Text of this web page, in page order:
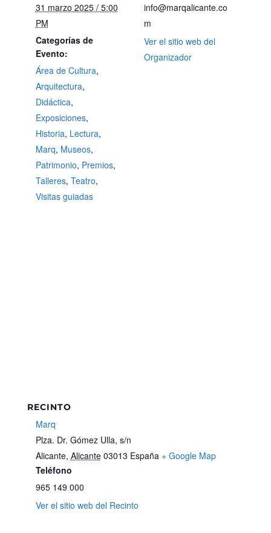
31 marzo 2025 / 5:00
PM
Categorías de
Evento:
Área de Cultura,
Arquitectura,
Didáctica,
Exposiciones,
Historia, Lectura,
Marq, Museos,
Patrimonio, Premios,
Talleres, Teatro,
Visitas guiadas
info@marqalicante.co
m
Ver el sitio web del
Organizador
RECINTO
Marq
Plza. Dr. Gómez Ulla, s/n
Alicante, Alicante 03013 España + Google Map
Teléfono
965 149 000
Ver el sitio web del Recinto